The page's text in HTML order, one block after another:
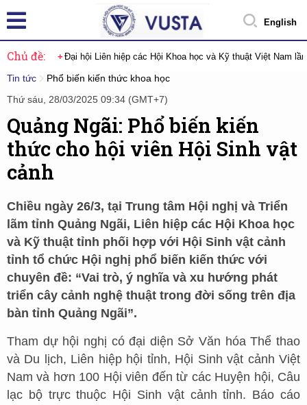
English
Chủ đề: Đại hội Liên hiệp các Hội Khoa học và Kỹ thuật Việt Nam
Tin tức
Phổ biến kiến thức khoa học
Thứ sáu, 28/03/2025 09:34 (GMT+7)
Quảng Ngãi: Phổ biến kiến
thức cho hội viên Hội Sinh vật
cảnh
Chiều ngày 26/3, tại Trung tâm Hội nghị và Triển
lãm tỉnh Quảng Ngãi, Liên hiệp các Hội Khoa học
và Kỹ thuật tỉnh phối hợp với Hội Sinh vật cảnh
tỉnh tổ chức Hội nghị phổ biến kiến thức với
chuyên đề: “Vai trò, ý nghĩa và xu hướng phát
triển cây cảnh nghệ thuật trong đời sống trên địa
bàn tỉnh Quảng Ngãi”.
Tham dự hội nghị có đại diện Sở Văn hóa Thể thao
và Du lịch, Liên hiệp hội tỉnh, Hội Sinh vật cảnh Việt
Nam và hơn 100 Hội viên đến từ các Huyện hội, Câu
lạc bộ trực thuộc Hội Sinh vật cảnh tỉnh. Báo cáo